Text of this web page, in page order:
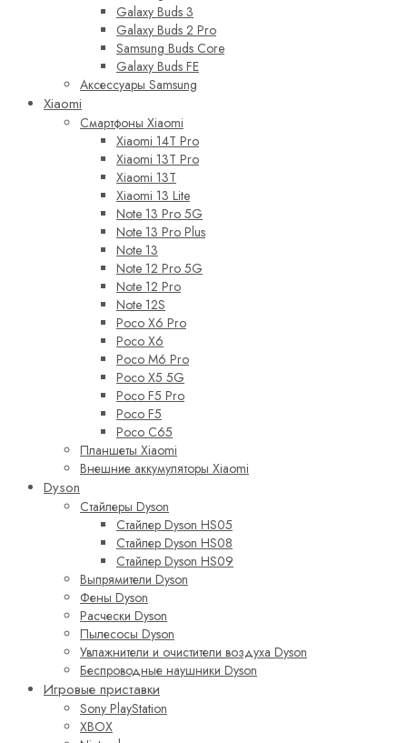
Galaxy Buds 3
Galaxy Buds 2 Pro
Samsung Buds Core
Galaxy Buds FE
Аксессуары Samsung
Xiaomi
Смартфоны Xiaomi
Xiaomi 14T Pro
Xiaomi 13T Pro
Xiaomi 13T
Xiaomi 13 Lite
Note 13 Pro 5G
Note 13 Pro Plus
Note 13
Note 12 Pro 5G
Note 12 Pro
Note 12S
Poco X6 Pro
Poco X6
Poco M6 Pro
Poco X5 5G
Poco F5 Pro
Poco F5
Poco C65
Планшеты Xiaomi
Внешние аккумуляторы Xiaomi
Dyson
Стайлеры Dyson
Стайлер Dyson HS05
Стайлер Dyson HS08
Стайлер Dyson HS09
Выпрямители Dyson
Фены Dyson
Расчески Dyson
Пылесосы Dyson
Увлажнители и очистители воздуха Dyson
Беспроводные наушники Dyson
Игровые приставки
Sony PlayStation
XBOX